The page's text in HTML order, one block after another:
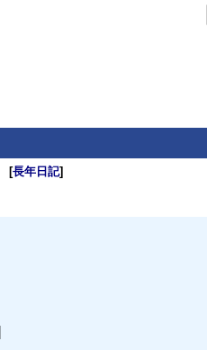
[長年日記]